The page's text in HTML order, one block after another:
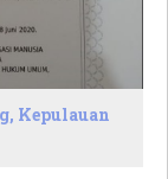
Kepulauan